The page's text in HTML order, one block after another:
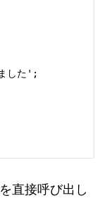
を直接呼び出し